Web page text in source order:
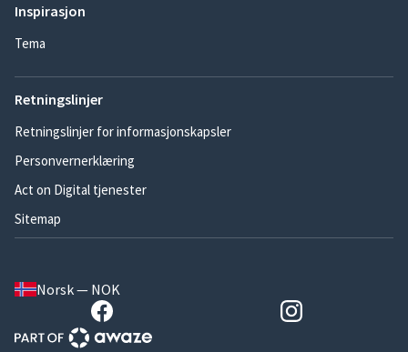
Inspirasjon
Tema
Retningslinjer
Retningslinjer for informasjonskapsler
Personvernerklæring
Act on Digital tjenester
Sitemap
Norsk — NOK